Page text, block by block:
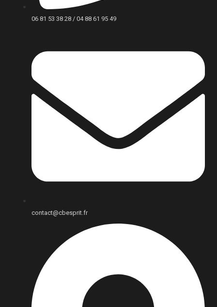
06 81 53 38 28 / 04 88 61 95 49
contact@cbesprit.fr